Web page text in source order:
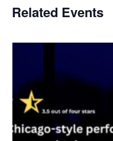
Related Events